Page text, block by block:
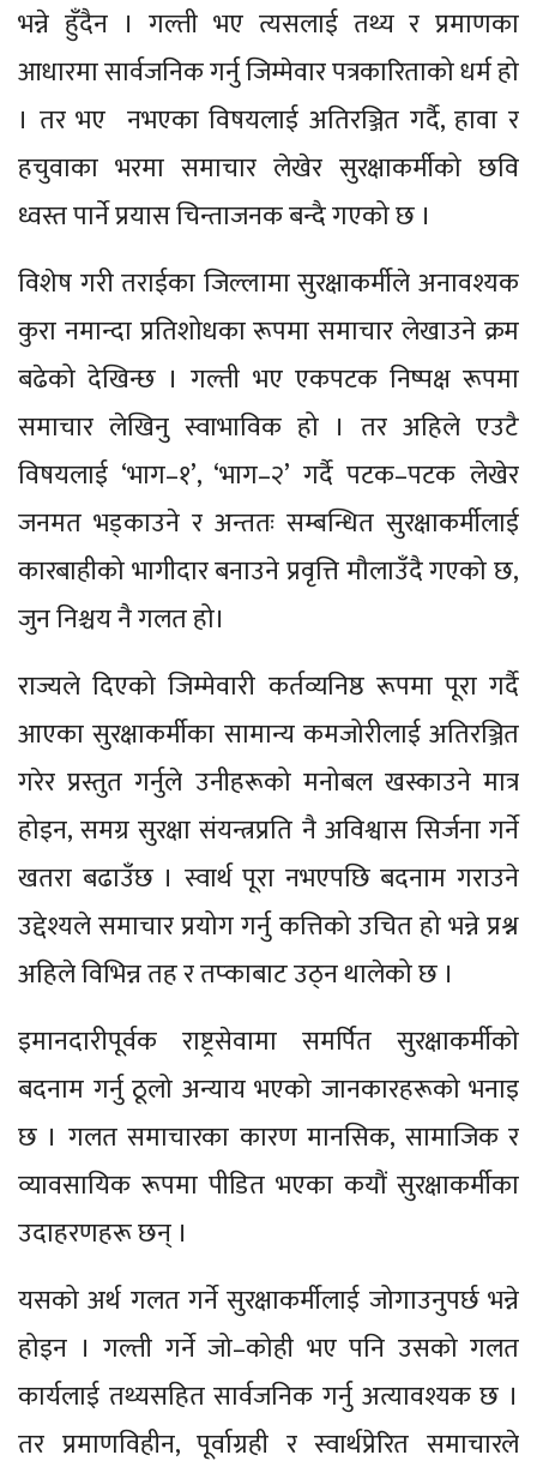
भन्ने हुँदैन । गल्ती भए त्यसलाई तथ्य र प्रमाणका
आधारमा सार्वजनिक गर्नु जिम्मेवार पत्रकारिताको धर्म हो
। तर भए नभएका विषयलाई अतिरञ्जित गर्दै, हावा र
हचुवाका भरमा समाचार लेखेर सुरक्षाकर्मीको छवि
ध्वस्त पार्ने प्रयास चिन्ताजनक बन्दै गएको छ ।
विशेष गरी तराईका जिल्लामा सुरक्षाकर्मीले अनावश्यक
कुरा नमान्दा प्रतिशोधका रूपमा समाचार लेखाउने क्रम
बढेको देखिन्छ । गल्ती भए एकपटक निष्पक्ष रूपमा
समाचार लेखिनु स्वाभाविक हो । तर अहिले एउटै
विषयलाई ‘भाग–१’, ‘भाग–२’ गर्दै पटक–पटक लेखेर
जनमत भड्काउने र अन्ततः सम्बन्धित सुरक्षाकर्मीलाई
कारबाहीको भागीदार बनाउने प्रवृत्ति मौलाउँदै गएको छ,
जुन निश्चय नै गलत हो।
राज्यले दिएको जिम्मेवारी कर्तव्यनिष्ठ रूपमा पूरा गर्दै
आएका सुरक्षाकर्मीका सामान्य कमजोरीलाई अतिरञ्जित
गरेर प्रस्तुत गर्नुले उनीहरूको मनोबल खस्काउने मात्र
होइन, समग्र सुरक्षा संयन्त्रप्रति नै अविश्वास सिर्जना गर्ने
खतरा बढाउँछ । स्वार्थ पूरा नभएपछि बदनाम गराउने
उद्देश्यले समाचार प्रयोग गर्नु कत्तिको उचित हो भन्ने प्रश्न
अहिले विभिन्न तह र तप्काबाट उठ्न थालेको छ ।
इमानदारीपूर्वक राष्ट्रसेवामा समर्पित सुरक्षाकर्मीको
बदनाम गर्नु ठूलो अन्याय भएको जानकारहरूको भनाइ
छ । गलत समाचारका कारण मानसिक, सामाजिक र
व्यावसायिक रूपमा पीडित भएका कयौं सुरक्षाकर्मीका
उदाहरणहरू छन् ।
यसको अर्थ गलत गर्ने सुरक्षाकर्मीलाई जोगाउनुपर्छ भन्ने
होइन । गल्ती गर्ने जो–कोही भए पनि उसको गलत
कार्यलाई तथ्यसहित सार्वजनिक गर्नु अत्यावश्यक छ ।
तर प्रमाणविहीन, पूर्वाग्रही र स्वार्थप्रेरित समाचारले